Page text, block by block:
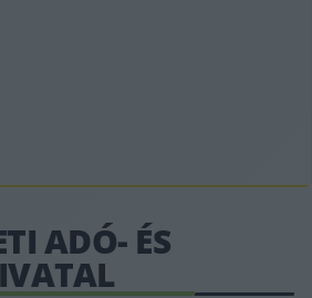
ADÓ- ÉS